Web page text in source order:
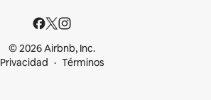
© 2026 Airbnb, Inc.
Privacidad
Términos